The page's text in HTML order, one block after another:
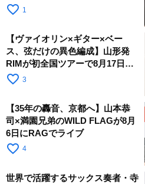
favorite_border 1
【ヴァイオリン×ギター×ベー
ス、弦だけの異色編成】山形発
RIMが初全国ツアーで8月17日に
RAGへ
favorite_border 3
【35年の轟音、京都へ】山本恭
司×満園兄弟のWILD FLAGが8月
6日にRAGでライブ
favorite_border 4
世界で活躍するサックス奏者・寺